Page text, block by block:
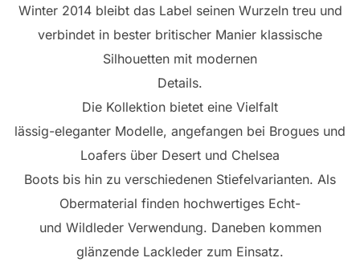
Winter 2014 bleibt das Label seinen Wurzeln treu und
verbindet in bester britischer Manier klassische
Silhouetten mit modernen
Details.
Die Kollektion bietet eine Vielfalt
lässig-eleganter Modelle, angefangen bei Brogues und
Loafers über Desert und Chelsea
Boots bis hin zu verschiedenen Stiefelvarianten. Als
Obermaterial finden hochwertiges Echt-
und Wildleder Verwendung. Daneben kommen
glänzende Lackleder zum Einsatz.